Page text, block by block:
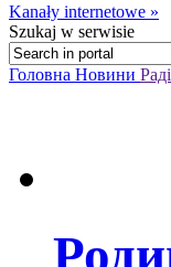
Kanały internetowe »
Szukaj w serwisie
Головна Новини